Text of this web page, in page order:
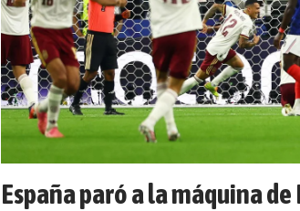
España paró a la máquina de